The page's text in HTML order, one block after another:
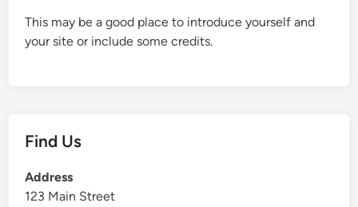
This may be a good place to introduce yourself and
your site or include some credits.
Find Us
Address
123 Main Street